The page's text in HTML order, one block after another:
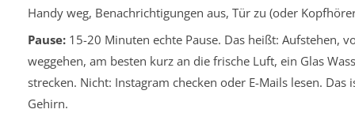
Handy weg, Benachrichtigungen aus, Tür zu (oder
Pause:15-20 Minuten echtePause. Das heißt: Aufstehen,
weggehen, am besten kurz an die frische Luft, ein Glas
strecken. Nicht: Instagram checken oder E-Mails lesen. Das
Gehirn.